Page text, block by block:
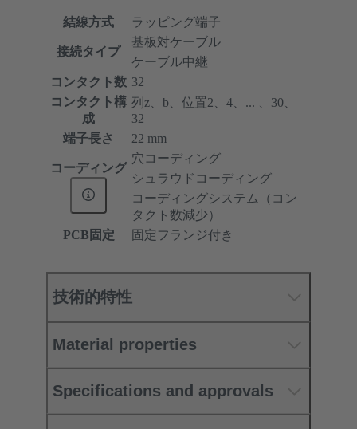
結線方式 ラッピング端子
接続タイプ
基板対ケーブル
ケーブル中継
コンタクト数 32
コンタクト構
成
列z、b、位置2、4、... 、30、
32
端子長さ
22 mm
コーディング
穴コーディング
シュラウドコーディング
コーディングシステム（コン
タクト数減少）
PCB固定
固定フランジ付き
技術的特性
Material properties
Specifications and approvals